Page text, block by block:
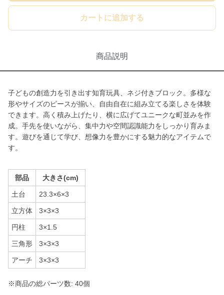
カートに追加する
商品説明
子どもの創造力を引き出す知育玩具、ネジ付きブロック。多様な
形やサイズのピースが揃い、自由自在に組み立てる楽しさを体験
できます。高く積み上げたり、横に広げてユニークな町並みを作
成。手先を使いながら、集中力や空間認識能力をしっかり育みま
す。遊びを通じて学び、想像力を豊かにする魅力的なアイテムで
す。
部品 大きさ(cm)
土台 23.3×6×3
立方体 3×3×3
円柱 3×1.5
三角形 3×3×3
アーチ 3×3×3
※商品の総パーツ数: 40個